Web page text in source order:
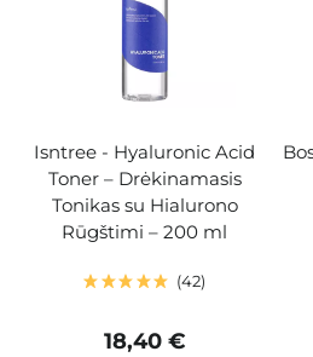
Isntree - Hyaluronic Acid
Toner – Drėkinamasis
Tonikas su Hialurono
Rūgštimi – 200 ml
42
18,40 €